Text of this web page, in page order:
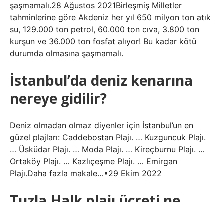
şaşmamalı.28 Ağustos 2021Birleşmiş Milletler
tahminlerine göre Akdeniz her yıl 650 milyon ton atık
su, 129.000 ton petrol, 60.000 ton cıva, 3.800 ton
kurşun ve 36.000 ton fosfat alıyor! Bu kadar kötü
durumda olmasına şaşmamalı.
İstanbul’da deniz kenarına
nereye gidilir?
Deniz olmadan olmaz diyenler için İstanbul’un en
güzel plajları: Caddebostan Plajı. … Kuzguncuk Plajı.
… Üsküdar Plajı. … Moda Plajı. … Kireçburnu Plajı. …
Ortaköy Plajı. … Kazlıçeşme Plajı. … Emirgan
Plajı.Daha fazla makale…•29 Ekim 2022